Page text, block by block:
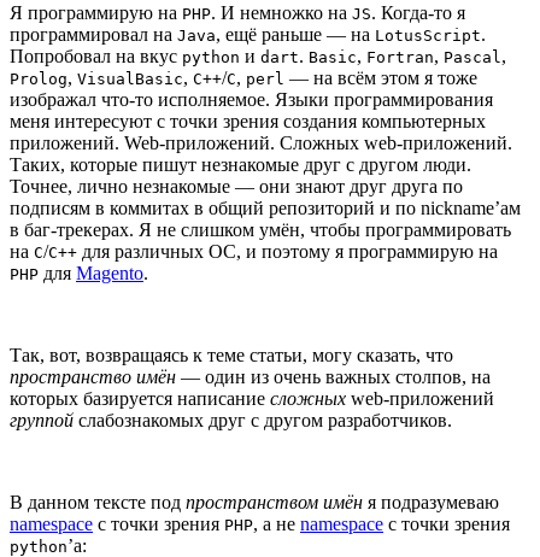
Я программирую на PHP. И немножко на JS. Когда-то я
программировал на Java, ещё раньше — на LotusScript.
Попробовал на вкус python и dart. Basic, Fortran, Pascal ,
Prolog, VisualBasic, С++/С, perl — на всём этом я тоже
изображал что-то исполняемое. Языки программирования
меня интересуют с точки зрения создания компьютерных
приложений. Web-приложений. Сложных web-приложений.
Таких, которые пишут незнакомые друг с другом люди.
Точнее, лично незнакомые — они знают друг друга по
подписям в коммитах в общий репозиторий и по nickname’ам
в баг-трекерах. Я не слишком умён, чтобы программировать
на С/С++ для различных ОС, и поэтому я программирую на
PHP для Magento.
Так, вот, возвращаясь к теме статьи, могу сказать, что
пространство имён — один из очень важных столпов, на
которых базируется написание сложных web-приложений
группой слабознакомых друг с другом разработчиков.
В данном тексте под пространством имён я подразумеваю
namespace с точки зрения PHP, а не namespace с точки зрения
python’а: